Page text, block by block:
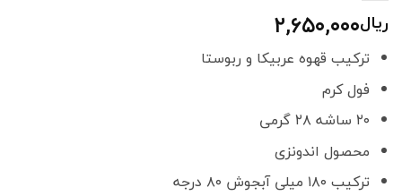
ریال۲,۶۵۰,۰۰۰
ترکیب قهوه عربیکا و ربوستا
فول کرم
۲۰ ساشه ۲۸ گرمی
محصول اندونزی
ترکیب ۱۸۰ میلی آبجوش ۸۰ درجه